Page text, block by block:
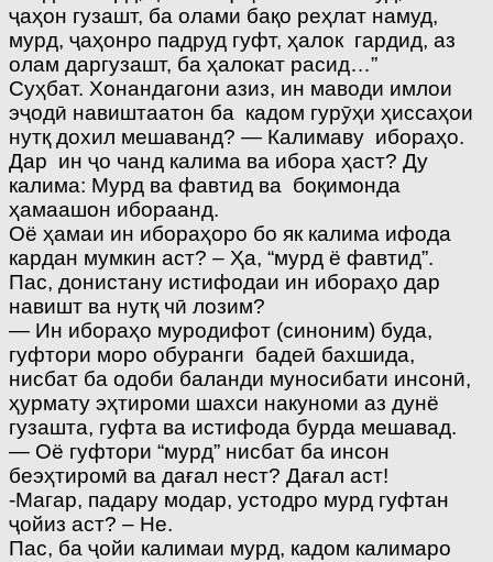
ҷаҳон гузашт, ба олами бақо реҳлат намуд,
мурд, ҷаҳонро падруд гуфт, ҳалок гардид, аз
олам даргузашт, ба ҳалокат расид…”
Суҳбат. Хонандагони азиз, ин маводи имлои
эҷодӣ навиштаатон ба кадом гурӯҳи ҳиссаҳои
нутқ дохил мешаванд? — Калимаву ибораҳо.
Дар ин ҷо чанд калима ва ибора ҳаст? Ду
калима: Мурд ва фавтид ва боқимонда
ҳамаашон ибораанд.
Оё ҳамаи ин ибораҳоро бо як калима ифода
кардан мумкин аст? – Ҳа, “мурд ё фавтид”.
Пас, донистану истифодаи ин ибораҳо дар
навишт ва нутқ чӣ лозим?
— Ин ибораҳо муродифот (синоним) буда,
гуфтори моро обуранги бадеӣ бахшида,
нисбат ба одоби баланди муносибати инсонӣ,
ҳурмату эҳтироми шахси накуноми аз дунё
гузашта, гуфта ва истифода бурда мешавад.
— Оё гуфтори “мурд” нисбат ба инсон
беэҳтиромӣ ва дағал нест? Дағал аст!
-Магар, падару модар, устодро мурд гуфтан
ҷойиз аст? – Не.
Пас, ба ҷойи калимаи мурд, кадом калимаро